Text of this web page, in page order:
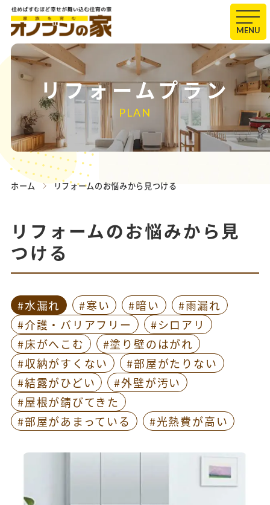
MENU
リフォームプラン
PLAN
ホーム リフォームのお悩みから見つける
リフォームのお悩みから見
つける
#水漏れ #寒い #暗い
#雨漏れ
#介護・バリアフリー
#シロアリ
#床がへこむ
#塗り壁のはがれ
#収納がすくない
#部屋がたりない
#結露がひどい
#外壁が汚い
#屋根が錆びてきた
#部屋があまっている
#光熱費が高い